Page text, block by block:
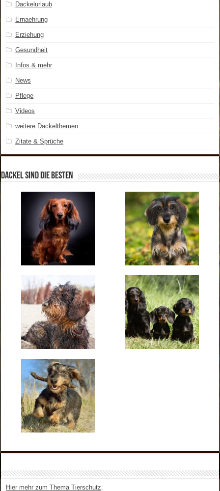
Dackelurlaub
Ernaehrung
Erziehung
Gesundheit
Infos & mehr
News
Pflege
Videos
weitere Dackelthemen
Zitate & Sprüche
Dackel sind die Besten
Hier mehr zum Thema Tierschutz.